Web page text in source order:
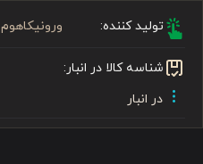
تولید کننده: ورونیکاهوم
شناسه کالا در انبار:
در انبار